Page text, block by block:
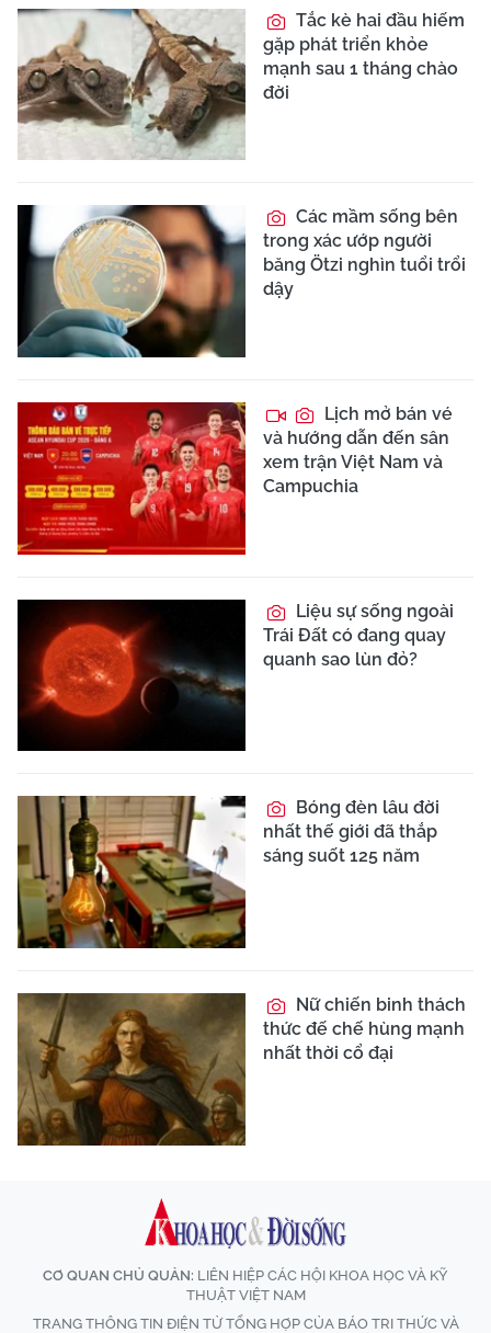
Tắc kè hai đầu hiếm
gặp phát triển khỏe
mạnh sau 1 tháng chào
đời
Các mầm sống bên
trong xác ướp người
băng Ötzi nghìn tuổi trổi
dậy
Lịch mở bán vé
và hướng dẫn đến sân
xem trận Việt Nam và
Campuchia
Liệu sự sống ngoài
Trái Đất có đang quay
quanh sao lùn đỏ?
Bóng đèn lâu đời
nhất thế giới đã thắp
sáng suốt 125 năm
Nữ chiến binh thách
thức đế chế hùng mạnh
nhất thời cổ đại
CƠ QUAN CHỦ QUẢN: LIÊN HIỆP CÁC HỘI KHOA HỌC VÀ KỸ
THUẬT VIỆT NAM
TRANG THÔNG TIN ĐIỆN TỬ TỔNG HỢP CỦA BÁO TRI THỨC VÀ